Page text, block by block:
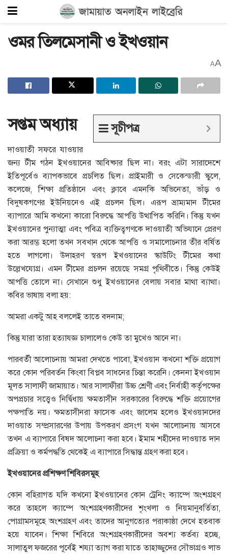
ওমর তিলমেসানী ও ইখওয়ান
AA
সূচীপত্র
সপ্তম অধ্যায়
দাওয়াতী সফরে যাওয়ার
জন্য টীম গঠন ইখওয়ানের আবিষ্কার ছিল না। বরং এটা সারাদেশে
ইতিপূর্বেও ব্যাপকভাবে প্রচলিত ছিল। প্রাইমারী ও সেকেন্ডারী স্কুলে,
কলেজে, শিক্ষা প্রতিষ্ঠানে এবং ক্লাবে এমনকি অভিনেতা, ভাঁড় ও
বিদুষকগণের ইউনিয়নেও এই প্রচলন ছিল। এরূপ ভ্রাম্যমান টীমের
ব্যাপারে আমি কখনো কারো বিরুদ্ধে আপত্তি উত্থাপিত করিনি। কিন্তু যখন
ইখওয়ানের পুন্যাত্মা এবং পবিত্র ব্যক্তিত্বগণকে দাওয়াতী অভিযানে প্রেরণ
করা আরম্ভ হলো তখন সবখান থেকে আপত্তি ও সমালোচনার তীর বর্ষিত
হতে লাগলো। উদাহরণ স্বরূপ ইখওয়ানের স্কাউটিং টীমের কথা
উল্লেখযোগ্র। এমন টীমের প্রচলন রয়েছে সমগ্র পৃথিবীতে। কিন্তু কেউই
আপত্তি তোলে না। সেখানে শুধু ইখওয়ানের বেলায় সবার মাথা ব্যাথা।
কবির ভাষায় বলা হয়:
আমরা একটু আহ বললেই তাতে বদনাম;
কিন্তু যারা তারা হত্যাযজ্ঞ চালালেও কেউ তা মুখেও আনে না।
পারবর্তী আলোচনায় আমরা দেখতে পাবো, ইখওয়ান কখনো শক্তি প্রয়োগ
করে কোন পরিবর্তন কিংবা বিপ্লব সাধনের চিন্তা করেনি। কেননা ইখওয়ান
মূলত সালাফী জামায়াত। আর সালাফীরা উচ্চ শ্রেণী এবং নির্বাহী কর্তৃপক্ষের
অপপ্রচার সত্ত্বেও নির্দ্বিধায় ক্ষমতাসীন সরকারের বিরুদ্ধে শক্তি প্রয়োগের
পক্ষপাতি নয়। ক্ষমতাসীনরা ফাসেক এবং জালেম হলেও ইখওয়ানদের
দাওয়াত সম্প্রসারণের উপায় উপকরণ প্রসংগ যখন আলোচনায় আসবে
তখন এ ব্যাপারে বিষদ আলোচনা করা হবে। ইমাম শহীদের দাওয়াত দান
প্রক্রিয়া ও কর্মপদ্ধতি থেকেই এ ব্যাপারে সিদ্ধান্ত গ্রহণ করা হবে।
ইখওয়ানেরপ্রশিক্ষণশিবিরসমূহ
কোন বহিরাগত যদি কখনো ইখওয়ানের কোন ট্রেনিং ক্যাম্পে অংশগ্রহণ
করে তাহলে ক্যাম্পে অংশগ্রহণকারীদের শৃংখলা ও নিয়মানুবর্তিতা,
পোগ্রামসমূহে অংশগ্রহণ এবং তাদের আনুগত্যের পরাকাষ্ঠা দেখে হতবাক
হয়ে যাবেন। শিক্ষা শিবিরে অংশগ্রহণকারীদের অবশ্য কর্তব্য হচ্ছে,
সালাতুল ফজরের পূর্বেই শয্যা ত্যাগ করা যাতে তাহাজ্জুদের সৌভাগ্রও লাভ